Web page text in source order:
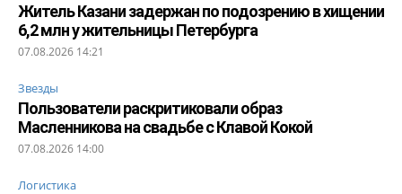
Житель Казани задержан по подозрению в хищении
6,2 млн у жительницы Петербурга
07.08.2026 14:21
Звезды
Пользователи раскритиковали образ
Масленникова на свадьбе с Клавой Кокой
07.08.2026 14:00
Логистика